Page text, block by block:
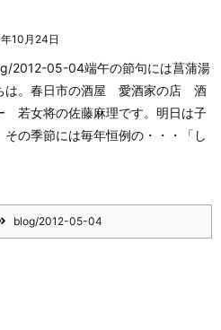
10月24日
2012-05-04端午の節句には菖蒲湯
は。春日市の酒屋 愛酒家の店 酒
若女将の佐藤麻理です。 明日は子
その季節には毎年恒例の・・・
「し
blog/2012-05-04